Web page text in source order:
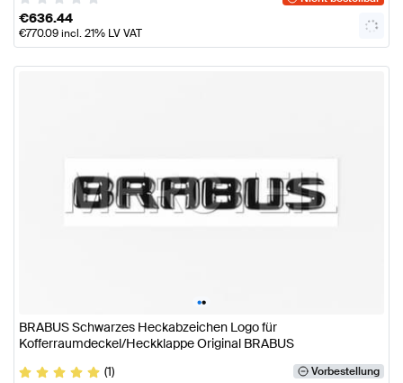
€636.44
€770.09incl. 21% LV VAT
••
BRABUS Schwarzes Heckabzeichen Logo für
Kofferraumdeckel/Heckklappe Original BRABUS
(1)
Vorbestellung